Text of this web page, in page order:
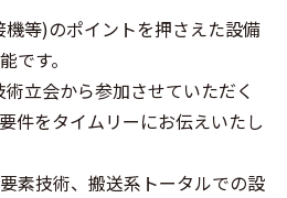
等)のポイントを押さえた設備
です。
立会から参加させていただく
件をタイムリーにお伝えいたし
素技術、搬送系トータルでの設